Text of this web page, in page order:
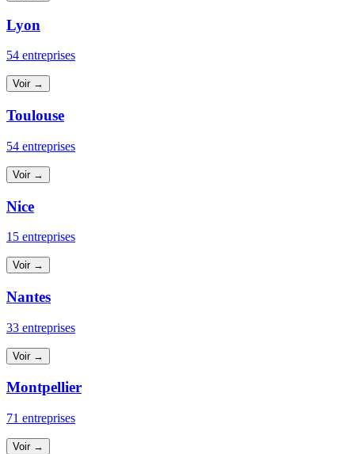
Lyon
54 entreprises
Voir →
Toulouse
54 entreprises
Voir →
Nice
15 entreprises
Voir →
Nantes
33 entreprises
Voir →
Montpellier
71 entreprises
Voir →